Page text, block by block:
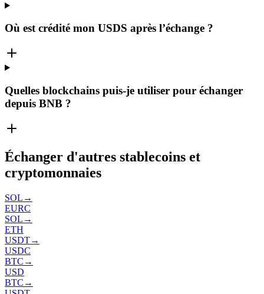
Où est crédité mon USDS après l’échange ?
Quelles blockchains puis-je utiliser pour échanger
depuis BNB ?
Échanger d'autres stablecoins et
cryptomonnaies
SOL →
EURC
SOL →
ETH
USDT→
USDC
BTC →
USD
BTC →